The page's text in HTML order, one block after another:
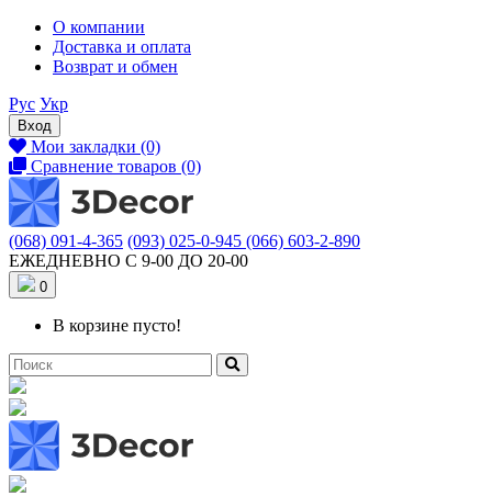
О компании
Доставка и оплата
Возврат и обмен
Рус Укр
Вход
Мои закладки (0)
Сравнение товаров (0)
(068) 091-4-365 (093) 025-0-945 (066) 603-2-890
ЕЖЕДНЕВНО С 9-00 ДО 20-00
0
В корзине пусто!